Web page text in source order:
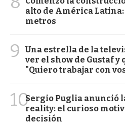
alto de América
metros
9
Una estrella de la
ver el show de Gustaf
"Quiero trabajar con
10Sergio Puglia anunció
reality: el curioso
decisión